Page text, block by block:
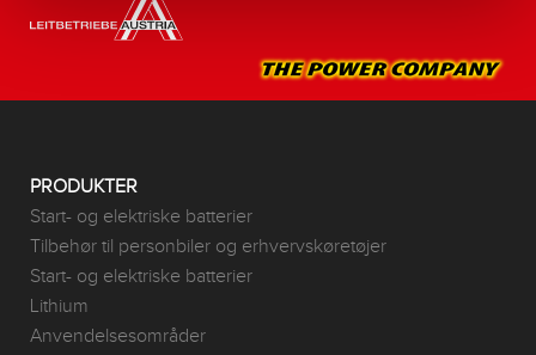
PRODUKTER
Start- og elektriske batterier
Tilbehør til personbiler og erhvervskøretøjer
Start- og elektriske batterier
Lithium
Anvendelsesområder